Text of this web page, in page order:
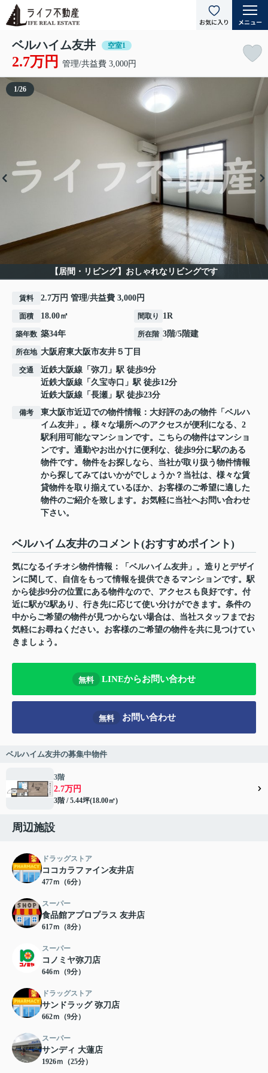
ベルハイム友井 空室1
2.7万円 管理/共益費 3,000円
【居間・リビング】おしゃれなリビングです
1/26
賃料 2.7万円 管理/共益費 3,000円
面積 18.00㎡ 間取り 1R
築年数 築34年 所在階 3階/5階建
所在地 大阪府東大阪市友井 ５丁目
交通 近鉄大阪線 「 弥刀 」駅 徒歩9分
近鉄大阪線 「 久宝寺口 」駅 徒歩12分
近鉄大阪線 「 長瀬 」駅 徒歩23分
備考
東大阪市近辺での物件情報：大好評のあの物件「ベルハ
イム友井」。様々な場所へのアクセスが便利になる、2
駅利用可能なマンションです。こちらの物件はマンショ
ンです。通勤やお出かけに便利な、徒歩9分に駅のある
物件です。物件をお探しなら、当社が取り扱う物件情報
から探してみてはいかがでしょうか？当社は、様々な賃
貸物件を取り揃えているほか、お客様のご希望に適した
物件のご紹介を致します。お気軽に当社へお問い合わせ
下さい。
ベルハイム友井のコメント(おすすめポイント)
気になるイチオシ物件情報：「ベルハイム友井」。造りとデザイ
ンに関して、自信をもって情報を提供できるマンションです。駅
から徒歩9分の位置にある物件なので、アクセスも良好です。付
近に駅が2駅あり、行き先に応じて使い分けができます。条件の
中からご希望の物件が見つからない場合は、当社スタッフまでお
気軽にお尋ねください。お客様のご希望の物件を共に見つけてい
きましょう。
無料 LINEからお問い合わせ
無料 お問い合わせ
ベルハイム友井の募集中物件
3階
2.7万円
3階 / 5.44坪(18.00㎡)
周辺施設
ドラッグストア
ココカラファイン友井店
477ｍ（6分）
スーパー
食品館アプロプラス 友井店
617ｍ（8分）
スーパー
コノミヤ弥刀店
646ｍ（9分）
ドラッグストア
サンドラッグ 弥刀店
662ｍ（9分）
スーパー
サンディ 大蓮店
1926ｍ（25分）